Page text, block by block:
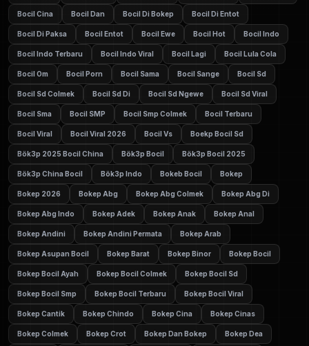
Bocil Cina Bocil Dan Bocil Di Bokep Bocil Di Entot
Bocil Di Paksa Bocil Entot Bocil Ewe Bocil Hot Bocil Indo
Bocil Indo Terbaru Bocil Indo Viral Bocil Lagi Bocil Lula Cola
Bocil Om Bocil Porn Bocil Sama Bocil Sange Bocil Sd
Bocil Sd Colmek Bocil Sd Di Bocil Sd Ngewe Bocil Sd Viral
Bocil Sma Bocil SMP Bocil Smp Colmek Bocil Terbaru
Bocil Viral Bocil Viral 2026 Bocil Vs Boekp Bocil Sd
Bök3p 2025 Bocil China Bök3p Bocil Bök3p Bocil 2025
Bök3p China Bocil Bök3p Indo Bokeb Bocil Bokep
Bokep 2026 Bokep Abg Bokep Abg Colmek Bokep Abg Di
Bokep Abg Indo Bokep Adek Bokep Anak Bokep Anal
Bokep Andini Bokep Andini Permata Bokep Arab
Bokep Asupan Bocil Bokep Barat Bokep Binor Bokep Bocil
Bokep Bocil Ayah Bokep Bocil Colmek Bokep Bocil Sd
Bokep Bocil Smp Bokep Bocil Terbaru Bokep Bocil Viral
Bokep Cantik Bokep Chindo Bokep Cina Bokep Cinas
Bokep Colmek Bokep Crot Bokep Dan Bokep Bokep Dea